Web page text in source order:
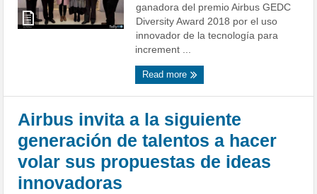
ganadora del premio Airbus GEDC
Diversity Award 2018 por el uso
innovador de la tecnología para
increment ...
Read more
Airbus invita a la siguiente
generación de talentos a hacer
volar sus propuestas de ideas
innovadoras